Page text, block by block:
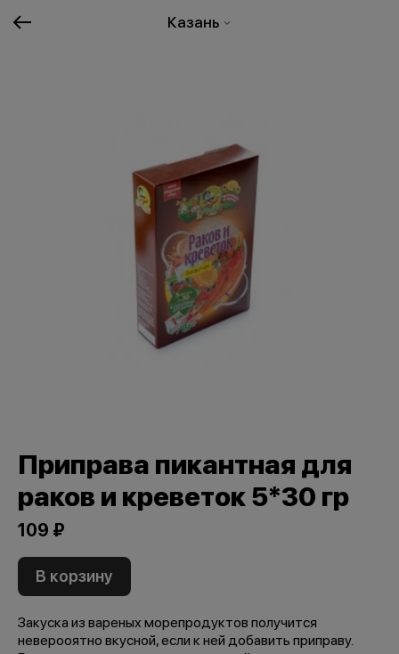
Казань
Приправа пикантная для
раков и креветок 5*30 гр
109 ₽
В корзину
Закуска из вареных морепродуктов получится
неверооятно вкусной, если к ней добавить приправу.